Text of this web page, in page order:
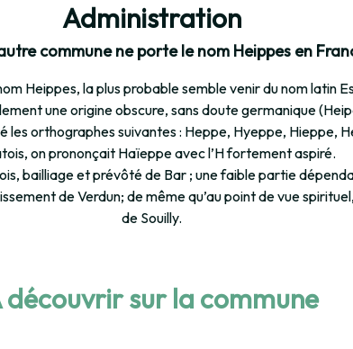
Administration
commune ne porte le nom Heippes en
Heippes, la plus probable semble venir du nom latin
une origine obscure, sans doute germanique
les orthographes suivantes : Heppe, Hyeppe, Hieppe,
on prononçait Haïeppe avec l’H fortement aspiré.
bailliage et prévôté de Bar ; une faible partie
de Verdun; de même qu’au point de vue
de Souilly.
découvrir sur la commune